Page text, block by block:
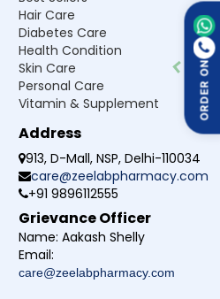
ஆலோசனை
250 மாத்திரை எடுத்துக்கொள்ளும் போது
250 மாத்திரை கர்ப்ப காலத்தில்
உங்கள் மருத்துவரை அணுகவும்.
Tetline 250 மாத்திரை உங்கள் வாகனம்
பயன்படுத்தப்படுகிறது?
(ஆண்டிபயாட்டிக்) மருந்து. இது
(urinary tract) தொற்று, மற்றும்
தொற்றுகளை சிகிச்சை செய்ய
ORDER ON
Hair Care
Diabetes Care
Health Condition
Skin Care
Personal Care
Vitamin & Supplement
Address
913, D-Mall, NSP, Delhi-110034
care@zeelabpharmacy.com
+91 9896112555
Grievance Officer
Name: Aakash Shelly
Email:
care@zeelabpharmacy.com